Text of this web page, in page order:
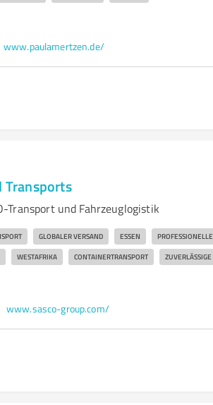
www.paulamertzen.de/
Transports
Transport und Fahrzeuglogistik
GLOBALER VERSAND ESSEN
WESTAFRIKA CONTAINERTRANSPORT
www.sasco-group.com/